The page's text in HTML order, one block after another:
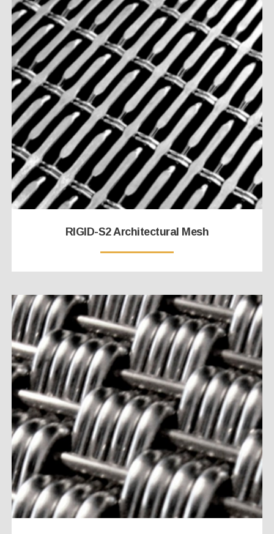
RIGID-S2 Architectural Mesh